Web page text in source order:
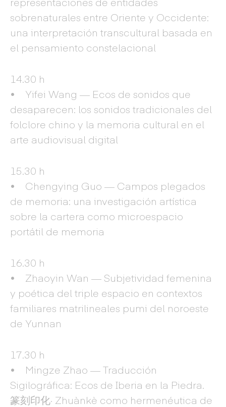
sobrenaturales entre Oriente y Occidente:
una interpretación transcultural basada en
el pensamiento constelacional
14.30 h
• Yifei Wang — Ecos de sonidos que
desaparecen: los sonidos tradicionales del
folclore chino y la memoria cultural en el
arte audiovisual digital
15.30 h
• Chengying Guo — Campos plegados
de memoria: una investigación artística
sobre la cartera como microespacio
portátil de memoria
16.30 h
• Zhaoyin Wan — Subjetividad femenina
y poética del triple espacio en contextos
familiares matrilineales pumi del noroeste
de Yunnan
17.30 h
• Mingze Zhao — Traducción
Sigilográfica: Ecos de Iberia en la Piedra.
篆刻印化· Zhuànkè como hermenéutica de